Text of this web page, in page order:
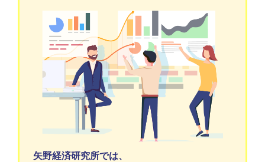
矢野経済研究所では、